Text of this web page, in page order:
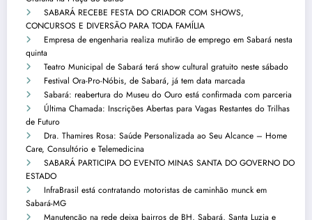
SABARÁ RECEBE FESTA DO CRIADOR COM SHOWS,
CONCURSOS E DIVERSÃO PARA TODA FAMÍLIA
Empresa de engenharia realiza mutirão de emprego em Sabará nesta
quinta
Teatro Municipal de Sabará terá show cultural gratuito neste sábado
Festival Ora-Pro-Nóbis, de Sabará, já tem data marcada
Sabará: reabertura do Museu do Ouro está confirmada com parceria
Última Chamada: Inscrições Abertas para Vagas Restantes do Trilhas
de Futuro
Dra. Thamires Rosa: Saúde Personalizada ao Seu Alcance – Home
Care, Consultório e Telemedicina
SABARÁ PARTICIPA DO EVENTO MINAS SANTA DO GOVERNO DO
ESTADO
InfraBrasil está contratando motoristas de caminhão munck em
Sabará-MG
Manutenção na rede deixa bairros de BH, Sabará, Santa Luzia e